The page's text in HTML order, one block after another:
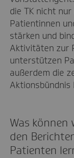
die TK nicht
Patientinnen
stärken und
Aktivitäten zur
unterstützen
außerdem die
Was können
den
Patienten